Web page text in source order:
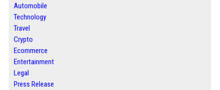
Automobile
Technology
Travel
Crypto
Ecommerce
Entertainment
Legal
Press Release